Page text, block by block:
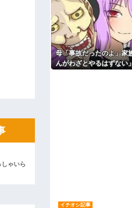
ギュアがヤバすぎるｗｗｗｗｗｗ
よ！」キチママ『そこに金庫があっ
泥は出てけ！二度と来るな！」結
彼「ちっ！」私「」
らかす←あまり悲しませないでく
宅に行きついて…
母「事故だったのよ」家
んがわざとやるはずない
ゃいら